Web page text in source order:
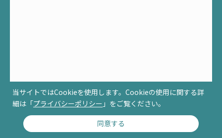
© RCCM ALL RIGHTS RESERVED.
当サイトではCookieを使用します。Cookieの使用に関する詳
細は「プライバシーポリシー 」をご覧ください。
同意する